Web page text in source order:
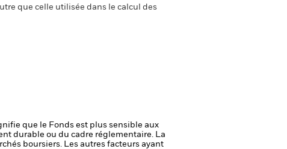
que celle utilisée dans le calcul des
que le Fonds est plus sensible aux
durable ou du cadre réglementaire. La
boursiers. Les autres facteurs ayant